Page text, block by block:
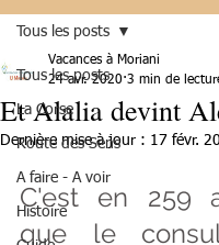
Tous les posts
La Corse
Route des Sens
A faire - A voir
Histoire
Tous les posts
Et Alalia devint
Vacances à Moriani
24 avr. 2020 3 min de
Dernière mise à jour : 17 févr.
C'est en 259
que le